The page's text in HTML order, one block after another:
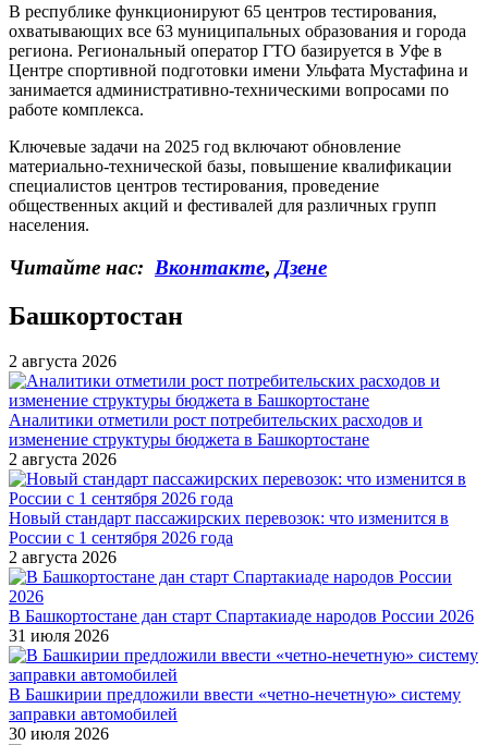
В республике функционируют 65 центров тестирования,
охватывающих все 63 муниципальных образования и города
региона. Региональный оператор ГТО базируется в Уфе в
Центре спортивной подготовки имени Ульфата Мустафина и
занимается административно-техническими вопросами по
работе комплекса.
Ключевые задачи на 2025 год включают обновление
материально-технической базы, повышение квалификации
специалистов центров тестирования, проведение
общественных акций и фестивалей для различных групп
населения.
Читайте нас: Вконтакте, Дзене
Башкортостан
2 августа 2026
Аналитики отметили рост потребительских расходов и
изменение структуры бюджета в Башкортостане
2 августа 2026
Новый стандарт пассажирских перевозок: что изменится в
России с 1 сентября 2026 года
2 августа 2026
В Башкортостане дан старт Спартакиаде народов России 2026
31 июля 2026
В Башкирии предложили ввести «четно-нечетную» систему
заправки автомобилей
30 июля 2026